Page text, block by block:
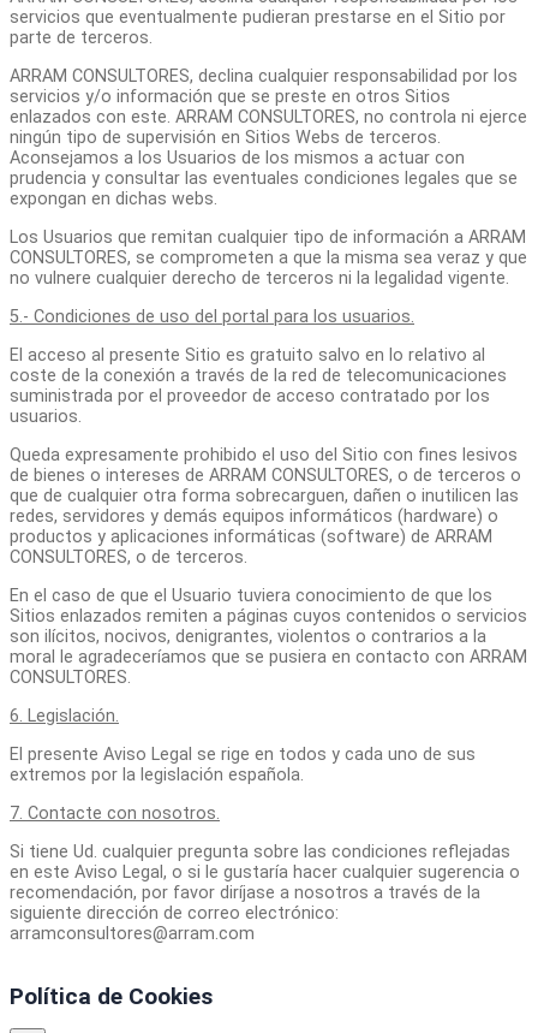
servicios que eventualmente pudieran prestarse en el Sitio por
parte de terceros.
ARRAM CONSULTORES, declina cualquier responsabilidad por los
servicios y/o información que se preste en otros Sitios
enlazados con este. ARRAM CONSULTORES, no controla ni ejerce
ningún tipo de supervisión en Sitios Webs de terceros.
Aconsejamos a los Usuarios de los mismos a actuar con
prudencia y consultar las eventuales condiciones legales que se
expongan en dichas webs.
Los Usuarios que remitan cualquier tipo de información a ARRAM
CONSULTORES, se comprometen a que la misma sea veraz y que
no vulnere cualquier derecho de terceros ni la legalidad vigente.
5.- Condiciones de uso del portal para los usuarios.
El acceso al presente Sitio es gratuito salvo en lo relativo al
coste de la conexión a través de la red de telecomunicaciones
suministrada por el proveedor de acceso contratado por los
usuarios.
Queda expresamente prohibido el uso del Sitio con fines lesivos
de bienes o intereses de ARRAM CONSULTORES, o de terceros o
que de cualquier otra forma sobrecarguen, dañen o inutilicen las
redes, servidores y demás equipos informáticos (hardware) o
productos y aplicaciones informáticas (software) de ARRAM
CONSULTORES, o de terceros.
En el caso de que el Usuario tuviera conocimiento de que los
Sitios enlazados remiten a páginas cuyos contenidos o servicios
son ilícitos, nocivos, denigrantes, violentos o contrarios a la
moral le agradeceríamos que se pusiera en contacto con ARRAM
CONSULTORES.
6. Legislación.
El presente Aviso Legal se rige en todos y cada uno de sus
extremos por la legislación española.
7. Contacte con nosotros.
Si tiene Ud. cualquier pregunta sobre las condiciones reflejadas
en este Aviso Legal, o si le gustaría hacer cualquier sugerencia o
recomendación, por favor diríjase a nosotros a través de la
siguiente dirección de correo electrónico:
arramconsultores@arram.com
Política de Cookies